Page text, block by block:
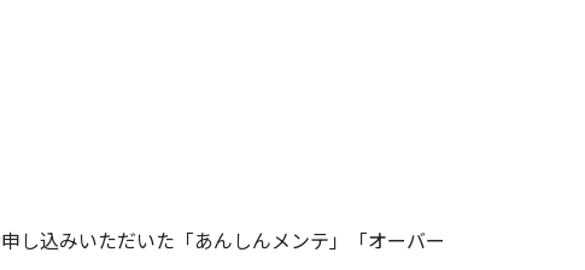
し込みいただいた「あんしんメンテ」「オーバー